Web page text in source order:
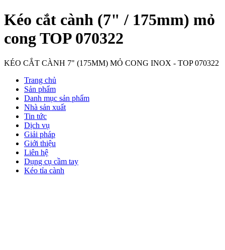
Kéo cắt cành (7" / 175mm) mỏ
cong TOP 070322
KÉO CẮT CÀNH 7" (175MM) MỎ CONG INOX - TOP 070322
Trang chủ
Sản phẩm
Danh mục sản phẩm
Nhà sản xuất
Tin tức
Dịch vụ
Giải pháp
Giới thiệu
Liên hệ
Dụng cụ cầm tay
Kéo tỉa cành